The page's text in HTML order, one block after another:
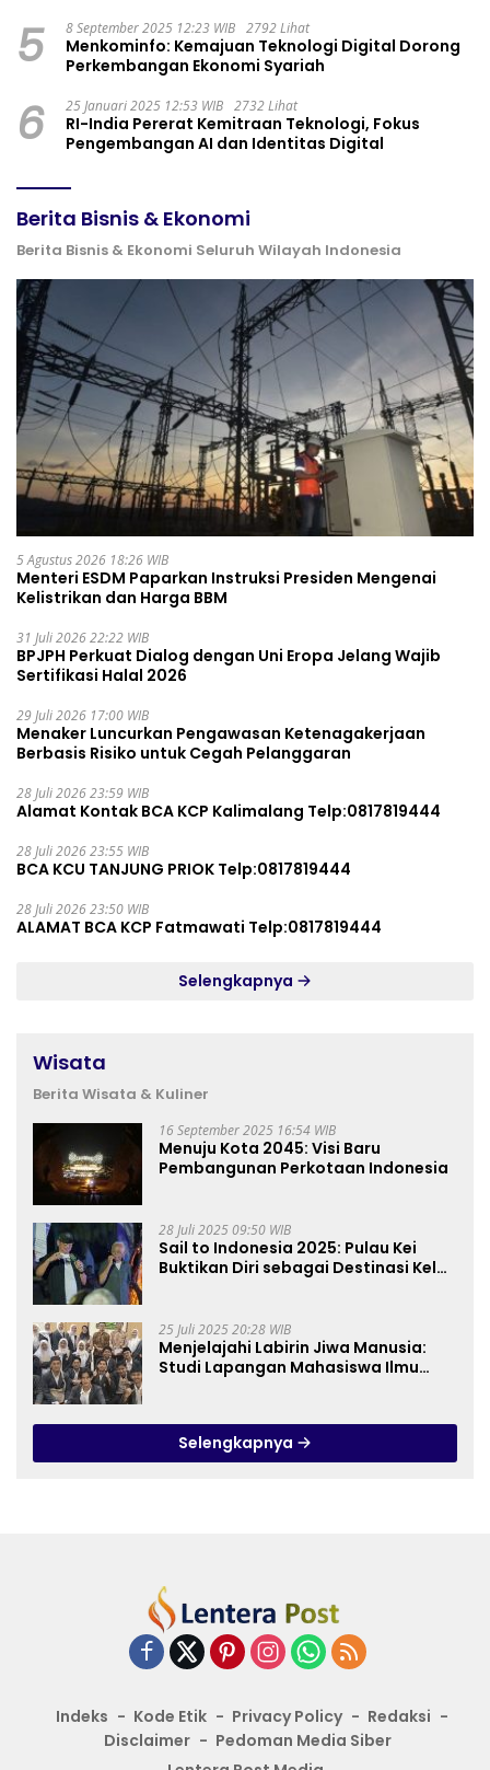
5 8 September 2025 12:23 WIB 2792 Lihat
Menkominfo: Kemajuan Teknologi Digital Dorong
Perkembangan Ekonomi Syariah
6 25 Januari 2025 12:53 WIB 2732 Lihat
RI-India Pererat Kemitraan Teknologi, Fokus
Pengembangan AI dan Identitas Digital
Berita Bisnis & Ekonomi
Berita Bisnis & Ekonomi Seluruh Wilayah Indonesia
5 Agustus 2026 18:26 WIB
Menteri ESDM Paparkan Instruksi Presiden Mengenai
Kelistrikan dan Harga BBM
31 Juli 2026 22:22 WIB
BPJPH Perkuat Dialog dengan Uni Eropa Jelang Wajib
Sertifikasi Halal 2026
29 Juli 2026 17:00 WIB
Menaker Luncurkan Pengawasan Ketenagakerjaan
Berbasis Risiko untuk Cegah Pelanggaran
28 Juli 2026 23:59 WIB
Alamat Kontak BCA KCP Kalimalang Telp:0817819444
28 Juli 2026 23:55 WIB
BCA KCU TANJUNG PRIOK Telp:0817819444
28 Juli 2026 23:50 WIB
ALAMAT BCA KCP Fatmawati Telp:0817819444
Selengkapnya
Wisata
Berita Wisata & Kuliner
16 September 2025 16:54 WIB
Menuju Kota 2045: Visi Baru
Pembangunan Perkotaan Indonesia
28 Juli 2025 09:50 WIB
Sail to Indonesia 2025: Pulau Kei
Buktikan Diri sebagai Destinasi Kelas
25 Juli 2025 20:28 WIB
Menjelajahi Labirin Jiwa Manusia:
Studi Lapangan Mahasiswa Ilmu
Selengkapnya
Indeks Kode Etik Privacy Policy
Redaksi
Disclaimer
Pedoman Media Siber